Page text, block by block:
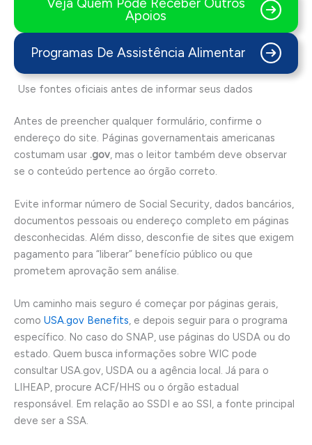
Veja Quem Pode Receber Outros
Apoios
Programas De Assistência Alimentar
Use fontes oficiais antes de informar seus dados
Antes de preencher qualquer formulário, confirme o
endereço do site. Páginas governamentais americanas
costumam usar .gov , mas o leitor também deve observar
se o conteúdo pertence ao órgão correto.
Evite informar número de Social Security, dados bancários,
documentos pessoais ou endereço completo em páginas
desconhecidas. Além disso, desconfie de sites que exigem
pagamento para “liberar” benefício público ou que
prometem aprovação sem análise.
Um caminho mais seguro é começar por páginas gerais,
como USA.gov Benefits, e depois seguir para o programa
específico. No caso do SNAP, use páginas do USDA ou do
estado. Quem busca informações sobre WIC pode
consultar USA.gov, USDA ou a agência local. Já para o
LIHEAP, procure ACF/HHS ou o órgão estadual
responsável. Em relação ao SSDI e ao SSI, a fonte principal
deve ser a SSA.